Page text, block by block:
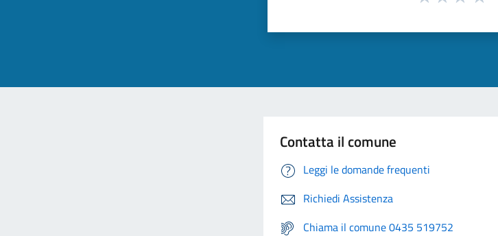
Contatta il comune
Leggi le domande frequenti
Richiedi Assistenza
Chiama il comune 0435 519752